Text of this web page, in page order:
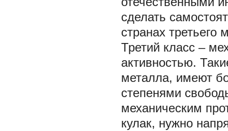
сделать
странах третьего
Третий класс –
активностью.
металла, имеют
степенями
механическим
кулак, нужно